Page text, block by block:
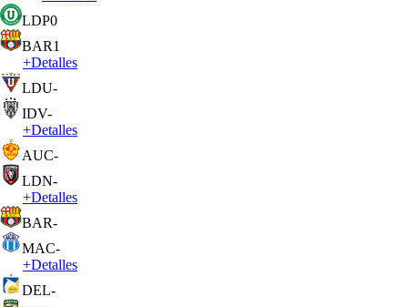
LDP0
BAR1
+Detalles
LDU-
IDV-
+Detalles
AUC-
LDN-
+Detalles
BAR-
MAC-
+Detalles
DEL-